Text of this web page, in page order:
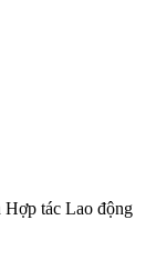
Hợp tác Lao động